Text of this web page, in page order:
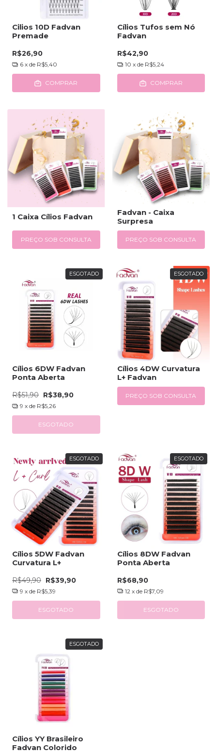
Cilios 10D Fadvan
Premade
R$26,90
6 x de R$5,40
COMPRAR
Cílios Tufos sem Nó
Fadvan
R$42,90
10 x de R$5,24
COMPRAR
1 Caixa Cílios Fadvan
PREÇO SOB CONSULTA
Fadvan - Caixa
Surpresa
PREÇO SOB CONSULTA
ESGOTADO
Cílios 6DW Fadvan
Ponta Aberta
R$51,90 R$38,90
9 x de R$5,26
ESGOTADO
ESGOTADO
Cílios 4DW Curvatura
L+ Fadvan
PREÇO SOB CONSULTA
ESGOTADO
Cílios 5DW Fadvan
Curvatura L+
R$49,90 R$39,90
9 x de R$5,39
ESGOTADO
ESGOTADO
Cílios 8DW Fadvan
Ponta Aberta
R$68,90
12 x de R$7,09
ESGOTADO
ESGOTADO
Cílios YY Brasileiro
Fadvan Colorido